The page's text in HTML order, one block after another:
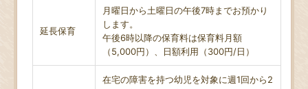
延長保育
月曜日から土曜日の午後7時までお預かり
します。
午後6時以降の保育料は保育料月額
（5,000円）、日額利用（300円/日）
在宅の障害を持つ幼児を対象に週1回から2